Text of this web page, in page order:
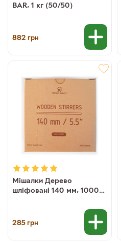
BAR, 1 кг (50/50)
882 грн
Мішалки Дерево
шліфовані 140 мм, 1000
285грн